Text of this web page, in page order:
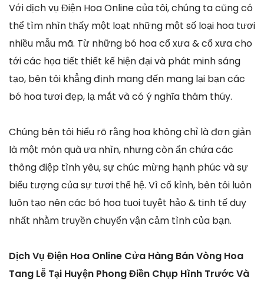
Với dịch vụ Điện Hoa Online của tôi, chúng ta cũng có
thể tìm nhìn thấy một loạt những một số loại hoa tươi
nhiều mẫu mã. Từ những bó hoa cổ xưa & cổ xưa cho
tới các họa tiết thiết kế hiện đại và phát minh sáng
tạo, bên tôi khẳng định mang đến mang lại bạn các
bó hoa tươi đẹp, lạ mắt và có ý nghĩa thâm thúy.
Chúng bên tôi hiểu rõ rằng hoa không chỉ là đơn giản
là một món quà ưa nhìn, nhưng còn ẩn chứa các
thông điệp tình yêu, sự chúc mừng hạnh phúc và sự
biểu tượng của sự tươi thế hệ. Vì cố kỉnh, bên tôi luôn
luôn tạo nên các bó hoa tuoi tuyệt hảo & tinh tế duy
nhất nhằm truyền chuyển vận cảm tình của bạn.
Dịch Vụ Điện Hoa Online Cửa Hàng Bán Vòng Hoa
Tang Lễ Tại Huyện Phong Điền Chụp Hình Trước Và